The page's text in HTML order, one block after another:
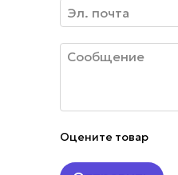
Оцените товар